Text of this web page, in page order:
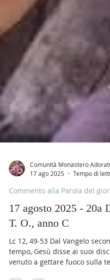
Comunità Monastero
17 ago 2025
17 agosto 2025 - 20a
T. O., anno C